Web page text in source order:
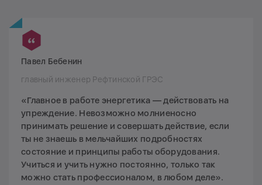
Павел Бебенин
главный инженер Рефтинской ГРЭС
«Главное в работе энергетика — действовать на
упреждение. Невозможно молниеносно
принимать решение и совершать действие, если
ты не знаешь в мельчайших подробностях
состояние и принципы работы оборудования.
Учиться и учить нужно постоянно, только так
можно стать профессионалом, в любом деле».